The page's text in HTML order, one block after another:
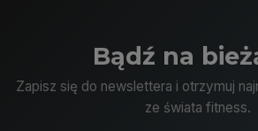
Bądź na
Zapisz się do newslettera i otrzymuj
ze świata fitness.